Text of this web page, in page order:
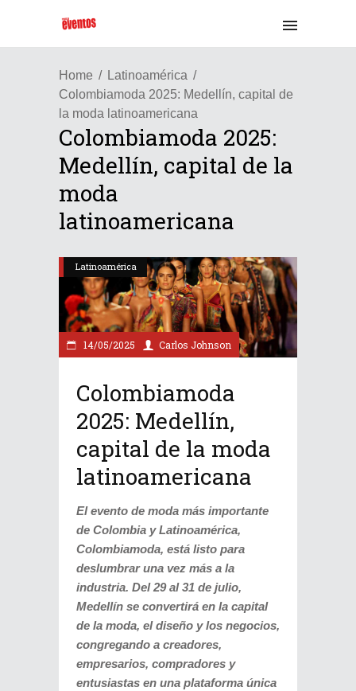
Home
Latinoamérica
Colombiamoda 2025: Medellín, capital de
la moda latinoamericana
Colombiamoda 2025:
Medellín, capital de la
moda
latinoamericana
Latinoamérica
14/05/2025 Carlos Johnson
Colombiamoda
2025: Medellín,
capital de la moda
latinoamericana
El evento de moda más importante
de Colombia y Latinoamérica,
Colombiamoda, está listo para
deslumbrar una vez más a la
industria. Del 29 al 31 de julio,
Medellín se convertirá en la capital
de la moda, el diseño y los negocios,
congregando a creadores,
empresarios, compradores y
entusiastas en una plataforma única